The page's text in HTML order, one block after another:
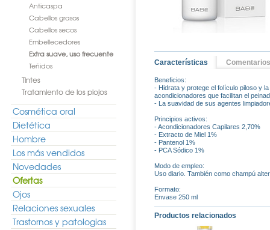
Anticaspa
Cabellos grasos
Cabellos secos
Embellecedores
Extra suave, uso frecuente
Teñidos
Tintes
Tratamiento de los piojos
Cosmética oral
Dietética
Hombre
Los más vendidos
Novedades
Ofertas
Ojos
Relaciones sexuales
Trastornos y patologias
Características Comentarios
Beneficios:
- Hidrata y protege el folículo piloso y
acondicionadores que facilitan el
- La suavidad de sus agentes
Principios activos:
- Acondicionadores Capilares 2,70%
- Extracto de Miel 1%
- Pantenol 1%
- PCA Sódico 1%
Modo de empleo:
Uso diario. También como champú
Formato:
Envase 250 ml
Productos relacionados